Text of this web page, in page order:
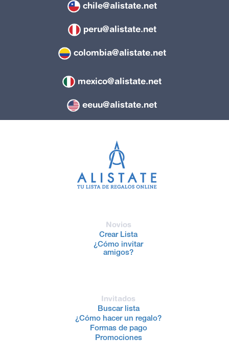
chile@alistate.net
peru@alistate.net
colombia@alistate.net
mexico@alistate.net
eeuu@alistate.net
Novios
Crear Lista
¿Cómo invitar
amigos?
Invitados
Buscar lista
¿Cómo hacer un regalo?
Formas de pago
Promociones